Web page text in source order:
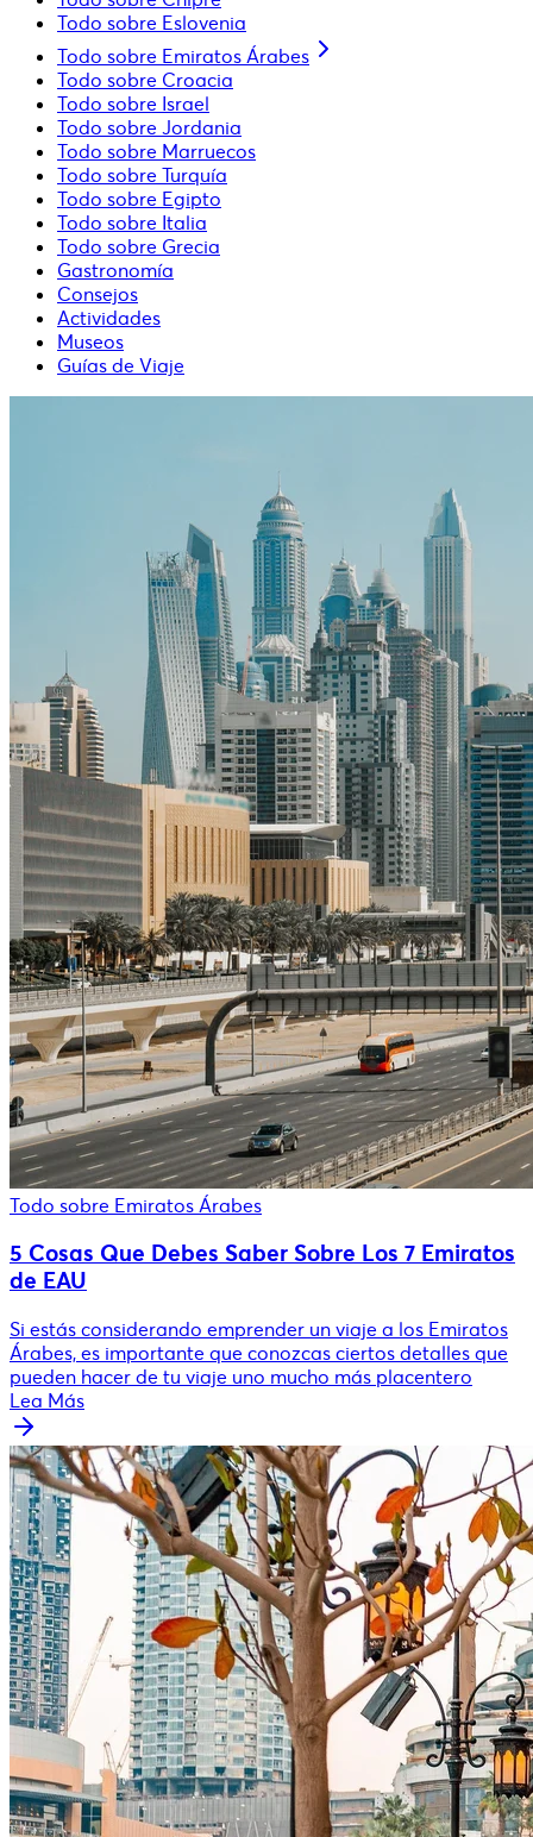
Todo sobre Eslovenia
Todo sobre Emiratos Árabes
Todo sobre Croacia
Todo sobre Israel
Todo sobre Jordania
Todo sobre Marruecos
Todo sobre Turquía
Todo sobre Egipto
Todo sobre Italia
Todo sobre Grecia
Gastronomía
Consejos
Actividades
Museos
Guías de Viaje
Todo sobre Emiratos Árabes
5 Cosas Que Debes Saber Sobre Los 7 Emiratos
de EAU
Si estás considerando emprender un viaje a los Emiratos
Árabes, es importante que conozcas ciertos detalles que
pueden hacer de tu viaje uno mucho más placentero
Lea Más